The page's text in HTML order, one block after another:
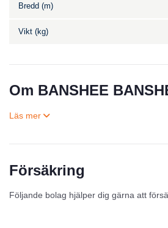
Bredd (m)
Vikt (kg)
Om BANSHEE
Försäkring
Följande bolag hjälper dig gärna att